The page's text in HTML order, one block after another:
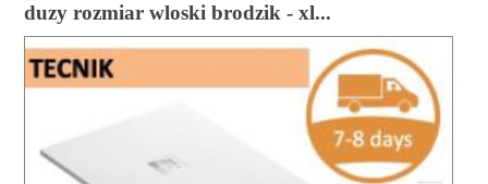
duzy rozmiar wloski brodzik - xl...